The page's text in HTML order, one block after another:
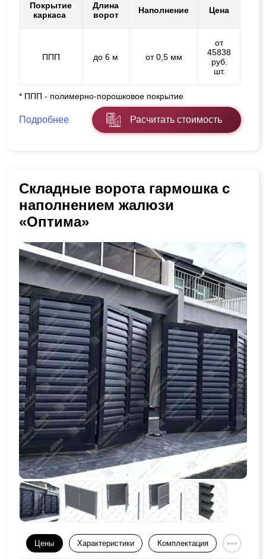
Покрытие
каркаса
Длина
ворот
Наполнение Цена
ППП до 6 м от 0,5 мм
от
45838
руб.
шт.
* ППП - полимерно-порошковое покрытие
Подробнее Расчитать стоимость
Складные ворота гармошка с
наполнением жалюзи
«Оптима»
Цены Характеристики Комплектация